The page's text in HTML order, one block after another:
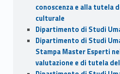
conoscenza e alla tutela
culturale
Dipartimento di Studi
Dipartimento di Studi
Stampa Master Esperti
valutazione e di tutela